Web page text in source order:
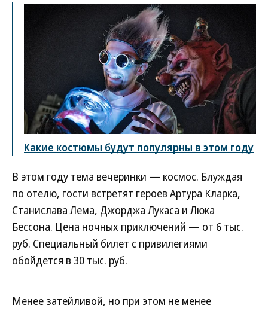
Какие костюмы будут популярны в этом году
В этом году тема вечеринки — космос. Блуждая
по отелю, гости встретят героев Артура Кларка,
Станислава Лема, Джорджа Лукаса и Люка
Бессона. Цена ночных приключений — от 6 тыс.
руб. Специальный билет с привилегиями
обойдется в 30 тыс. руб.
Менее затейливой, но при этом не менее